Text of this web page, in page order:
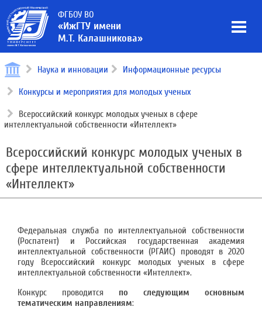
ФГБОУ ВО
«ИжГТУ имени
М.Т. Калашникова»
Наука и инновации Информационные ресурсы
Конкурсы и мероприятия для молодых ученых
Всероссийский конкурс молодых ученых в сфере
интеллектуальной собственности «Интеллект»
Всероссийский конкурс молодых ученых в
сфере интеллектуальной собственности
«Интеллект»
Федеральная служба по интеллектуальной собственности
(Роспатент) и Российская государственная академия
интеллектуальной собственности (РГАИС) проводят в 2020
году Всероссийский конкурс молодых ученых в сфере
интеллектуальной собственности «Интеллект».
Конкурс проводится по следующим основным
тематическим направлениям: